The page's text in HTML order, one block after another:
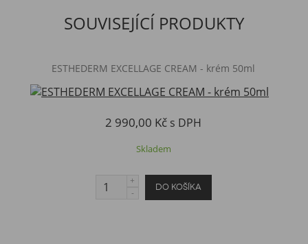
SOUVISEJÍCÍ PRODUKTY
ESTHEDERM EXCELLAGE CREAM - krém 50ml
2 990,00 Kč s DPH
Skladem